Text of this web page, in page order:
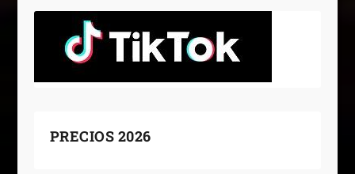
PRECIOS 2026